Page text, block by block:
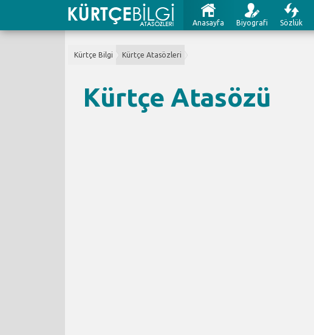
Anasayfa Biyografi Sözlük
Kürtçe Bilgi Kürtçe Atasözleri
Kürtçe Atasözü